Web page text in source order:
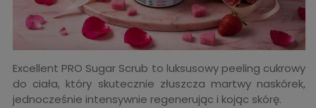
Excellent PRO Sugar Scrub to luksusowy peeling cukrowy
do ciała, który skutecznie złuszcza martwy naskórek,
jednocześnie intensywnie regenerując i kojąc skórę.